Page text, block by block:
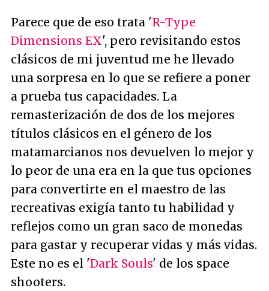
Parece que de eso trata 'R-Type
Dimensions EX', pero revisitando estos
clásicos de mi juventud me he llevado
una sorpresa en lo que se refiere a poner
a prueba tus capacidades. La
remasterización de dos de los mejores
títulos clásicos en el género de los
matamarcianos nos devuelven lo mejor y
lo peor de una era en la que tus opciones
para convertirte en el maestro de las
recreativas exigía tanto tu habilidad y
reflejos como un gran saco de monedas
para gastar y recuperar vidas y más vidas.
Este no es el 'Dark Souls' de los space
shooters.